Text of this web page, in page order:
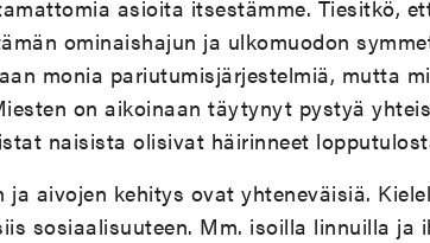
asioita itsestämme. Tiesitkö,
ominaishajun ja ulkomuodon
monia pariutumisjärjestelmiä, mutta
on aikoinaan täytynyt pystyä
naisista olisivat häirinneet
ja aivojen kehitys ovat yhteneväisiä.
sosiaalisuuteen. Mm. isoilla linnuilla ja